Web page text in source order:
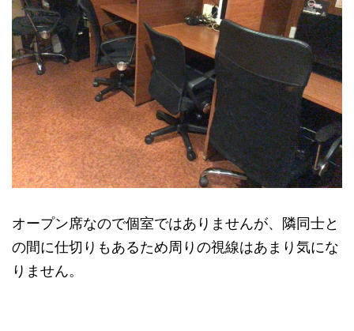
オープン席なので個室ではありませんが、隣同士と
の間に仕切りもあるため周りの視線はあまり気にな
りません。